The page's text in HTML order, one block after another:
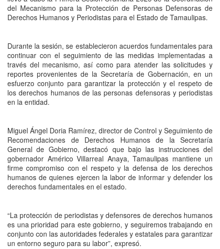
del Mecanismo para la Protección de Personas Defensoras de
Derechos Humanos y Periodistas para el Estado de Tamaulipas.
Durante la sesión, se establecieron acuerdos fundamentales para
continuar con el seguimiento de las medidas implementadas a
través del mecanismo, así como para atender las solicitudes y
reportes provenientes de la Secretaría de Gobernación, en un
esfuerzo conjunto para garantizar la protección y el respeto de
los derechos humanos de las personas defensoras y periodistas
en la entidad.
Miguel Ángel Doria Ramírez, director de Control y Seguimiento de
Recomendaciones de Derechos Humanos de la Secretaría
General de Gobierno, destacó que bajo las instrucciones del
gobernador Américo Villarreal Anaya, Tamaulipas mantiene un
firme compromiso con el respeto y la defensa de los derechos
humanos de quienes ejercen la labor de informar y defender los
derechos fundamentales en el estado.
“La protección de periodistas y defensores de derechos humanos
es una prioridad para este gobierno, y seguiremos trabajando en
conjunto con las autoridades federales y estatales para garantizar
un entorno seguro para su labor”, expresó.